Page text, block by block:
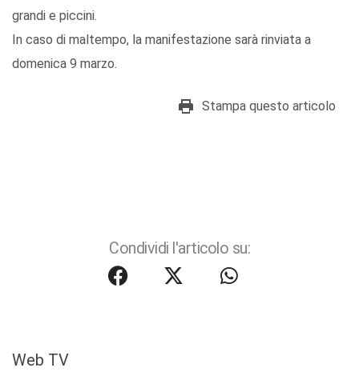
grandi e piccini.
In caso di maltempo, la manifestazione sarà rinviata a
domenica 9 marzo.
Stampa questo articolo
Condividi l'articolo su:
Web TV